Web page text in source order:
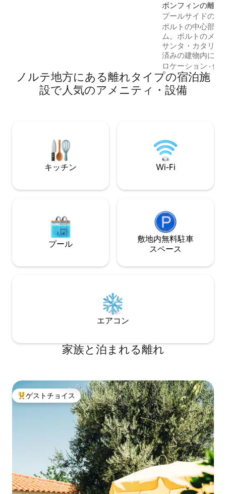
ボンフィンの離れ
プールサイドのパ
ンチックなポルト
ポルトの中心部に
ム。ポルトのメイ
サンタ・カタリー
済みの建物内にあります。
ド・ボリャオと
まで徒歩圏内。ド
館、その他の人
ロで簡単にアク
リアがある静か
コンとストリーミ
ロケーション ·価
ノルテ地方にある離れタイプの宿泊施
設で人気のアメニティ・設備
キッチン Wi-Fi
プール
敷地内無料駐⁠車
ス⁠ペ⁠ー⁠ス
エアコン
家族と泊まれる離れ
大好評のゲストチョイスです。
ゲストチョイス